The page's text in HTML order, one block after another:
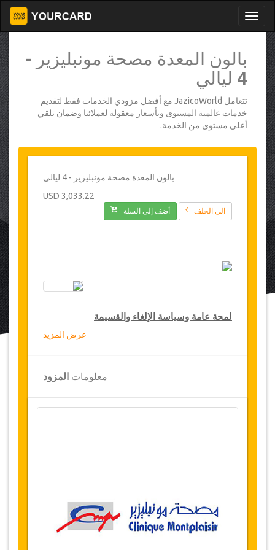
بالون المعدة مصحة مونبليزير -
4 ليالي
تتعامل JazicoWorld مع أفضل مزودي الخدمات فقط لتقديم
خدمات عالمية المستوى وبأسعار معقولة لعملائنا وضمان تلقي
أعلى مستوى من الخدمة.
بالون المعدة مصحة مونبليزير - 4 ليالي
3,033.22 USD
الى الخلف أضف إلى السلة
لمحة عامة وسياسة الإلغاء والقسيمة
مواعيد العملية الجراحية
التغييرات وسياسة الإلغاء
عرض المزيد
معلومات المزود